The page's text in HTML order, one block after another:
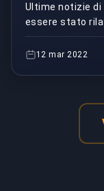
Ultime notizie di
essere stato
sui giocatori per
12 mar 2022